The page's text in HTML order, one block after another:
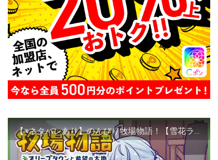
【※ネタバレあり】のんびり牧場物語！【雪花ラミィ/ホロライブ】